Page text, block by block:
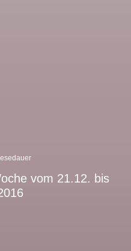
vom 21.12. bis